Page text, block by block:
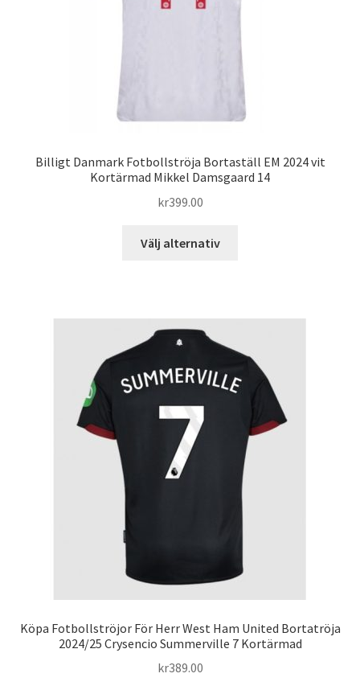
på
Billigt Danmark Fotbollströja Bortaställ EM 2024 vit
Kortärmad Mikkel Damsgaard 14
kr399.00
Välj alternativ
De
olika
alternativen
väljas
på
produktsidan
Köpa Fotbollströjor För Herr West Ham United Bortatröja
2024/25 Crysencio Summerville 7 Kortärmad
kr389.00